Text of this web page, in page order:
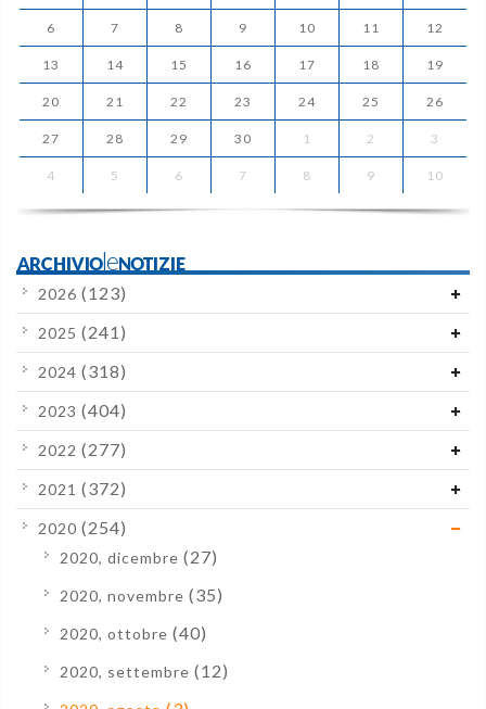
6 7 8 9 10 11 12
13 14 15 16 17 18 19
20 21 22 23 24 25 26
27 28 29 30 1 2 3
4 5 6 7 8 9 10
ARCHIVIOleNOTIZIE
2026 (123)
2025 (241)
2024 (318)
2023 (404)
2022 (277)
2021 (372)
2020 (254)
2020, dicembre (27)
2020, novembre (35)
2020, ottobre (40)
2020, settembre (12)